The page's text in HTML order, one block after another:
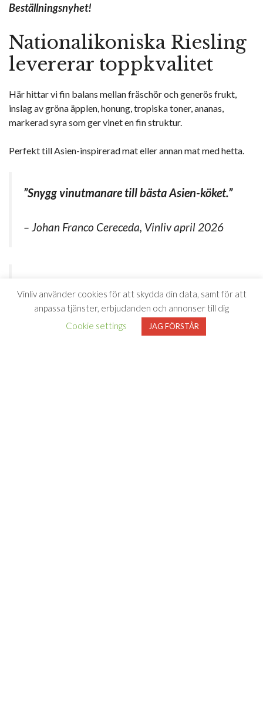
Beställningsnyhet!
Nationalikoniska Riesling
levererar toppkvalitet
Här hittar vi fin balans mellan fräschör och generös frukt,
inslag av gröna äpplen, honung, tropiska toner, ananas,
markerad syra som ger vinet en fin struktur.
Perfekt till Asien-inspirerad mat eller annan mat med hetta.
”Snygg vinutmanare till bästa Asien-köket.”
– Johan Franco Cereceda, Vinliv april 2026
Frisk och modern Riesling från Baden.”
Vinliv använder cookies för att skydda din data, samt för att
anpassa tjänster, erbjudanden och annonser till dig
Cookie settings
JAG FÖRSTÅR